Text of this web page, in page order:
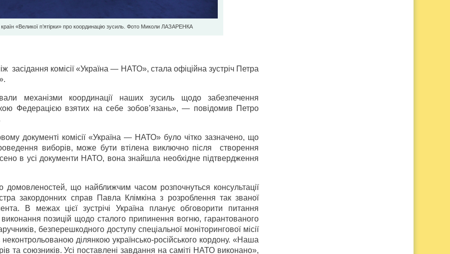
«Великої п’ятірки» про координацію зусиль. Фото Миколи ЛAЗAРЕНКA
комісії «Україна — НАТО», стала офіційна зустріч Петра
механізми координації наших зусиль щодо забезпечення
Федерацією взятих на себе зобов’язань», — повідомив Петро
документі комісії «Україна — НАТО» було чітко зазначено, що
виборів, може бути втілена виключно після створення
в усі документи НАТО, вона знайшла необхідне підтвердження
що найближчим часом розпочнуться консультації
закордонних справ Павла Клімкіна з розроблення так званої
В межах цієї зустрічі Україна планує обговорити питання
виконання позицій щодо сталого припинення вогню, гарантованого
безперешкодного доступу спеціальної моніторингової місії
ділянкою українсько-російського кордону. «Наша
та союзників. Усі поставлені завдання на саміті НАТО виконано»,